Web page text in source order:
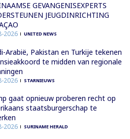
GEVANGENISEXPERTS
JEUGDINRICHTING
2026 UNITED NEWS
Arabië, Pakistan en Turkije tekenen
te midden van regionale
2026 STARNIEUWS
gaat opnieuw proberen recht op
staatsburgerschap te
2026 SURINAME HERALD